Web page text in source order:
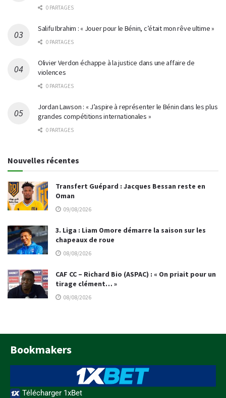
0 PARTAGES
Salifu Ibrahim : « Jouer pour le Bénin, c’était mon rêve ultime »
0 PARTAGES
Olivier Verdon échappe à la justice dans une affaire de
violences
0 PARTAGES
Jordan Lawson : « J’aspire à représenter le Bénin dans les plus
grandes compétitions internationales »
0 PARTAGES
Nouvelles récentes
Transfert Guépard : Jacques Bessan reste en
Oman
09/08/2026
3. Liga : Liam Omore démarre la saison sur les
chapeaux de roue
08/08/2026
CAF CC – Richard Bio (ASPAC) : « On priait pour un
tirage clément… »
08/08/2026
Bookmakers
Télécharger 1xBet